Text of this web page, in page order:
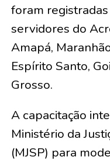
foram
servidores do
Amapá,
Espírito Santo,
Grosso.
A capacitação
Ministério da
(MJSP) para